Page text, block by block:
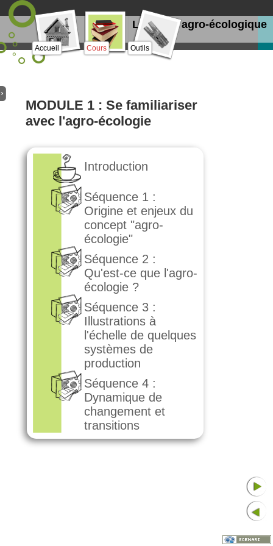
Le projet agro-écologique
Cours Outils
MODULE 1 : Se familiariser
avec l'agro-écologie
Introduction
Séquence 1 :
Origine et enjeux du
concept "agro-
écologie"
Séquence 2 :
Qu'est-ce que l'agro-
écologie ?
Séquence 3 :
Illustrations à
l'échelle de quelques
systèmes de
production
Séquence 4 :
Dynamique de
changement et
transitions
Accueil